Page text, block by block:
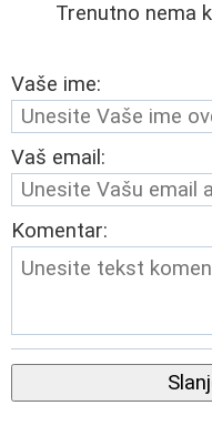
Trenutno nema
Vaše ime:
Vaš email:
Komentar: